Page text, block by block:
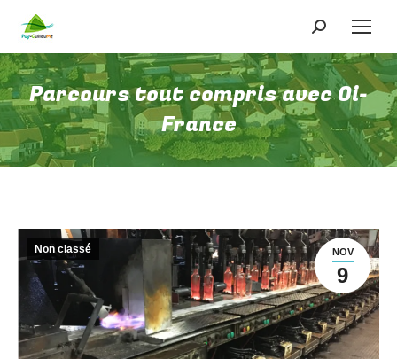
Recherche
:
Parcours tout compris avec Oi-
France
NOV
9
Non classé